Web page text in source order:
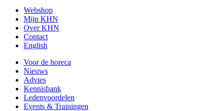
Webshop
Mijn KHN
Over KHN
Contact
English
Voor de horeca
Nieuws
Advies
Kennisbank
Ledenvoordelen
Events & Trainingen